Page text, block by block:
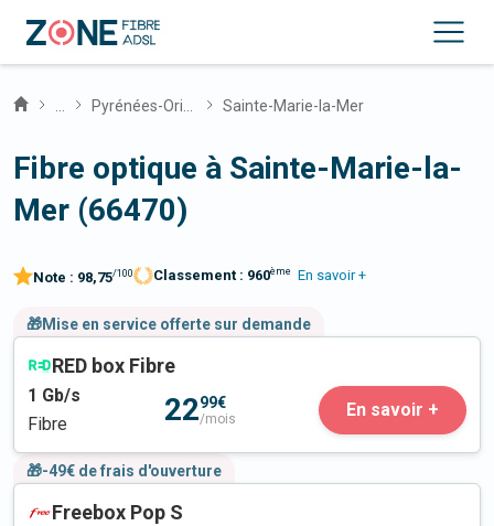
Sainte-Marie-la-Mer
Fibre optique à Sainte-Marie-la-
Mer (66470)
Note : 98,75/100 Classement : 960ème En savoir +
🎁Mise en service offerte sur demande
RED box Fibre
1 Gb/s
Fibre
2299€
/mois En savoir +
🎁-49€ de frais d'ouverture
Freebox Pop S